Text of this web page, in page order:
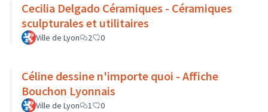
Cecilia Delgado Céramiques - Céramiques
sculpturales et utilitaires
Ville de Lyon 2 0
Céline dessine n'importe quoi - Affiche
Bouchon Lyonnais
Ville de Lyon 1 0